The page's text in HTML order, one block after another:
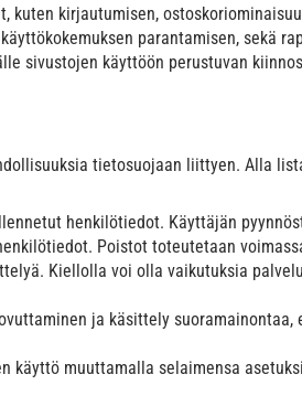
kirjautumisen,
parantamisen, sekä
sivustojen käyttöön perustuvan
tietosuojaan liittyen. Alla
henkilötiedot. Käyttäjän
Poistot toteutetaan
Kiellolla voi olla vaikutuksia
ja käsittely
käyttö muuttamalla selaimensa